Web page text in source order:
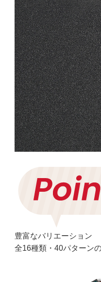
豊富なバリエーション
全16種類・40パターン